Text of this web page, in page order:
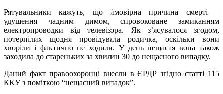
Рятувальники кажуть, що ймовірна причина смерті –
удушення чадним димом, спровоковане замиканням
електропроводки від телевізора. Як з’ясувалося згодом,
потерпілих щодня провідувала родичка, оскільки вони
хворіли і фактично не ходили. У день нещастя вона також
заходила до стареньких за хвилин 30 до нещасного випадку.
Даний факт правоохоронці внесли в ЄРДР згідно статті 115
ККУ з поміткою “нещасний випадок”.